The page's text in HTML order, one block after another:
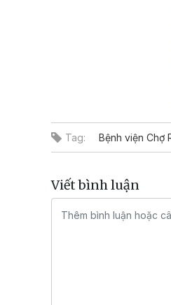
Tag: Bệnh viện Chợ
Viết bình luận